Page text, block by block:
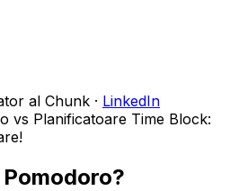
al Chunk · LinkedIn